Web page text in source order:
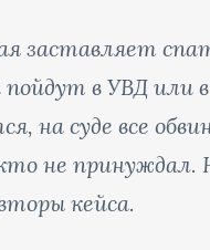
заставляет
в УВД или
на суде все
не принуждал.
кейса.